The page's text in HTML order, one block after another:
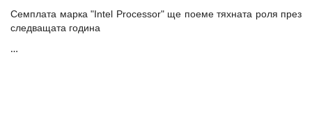
Семплата марка "Intel Processor" ще поеме тяхната роля през
следващата година
…